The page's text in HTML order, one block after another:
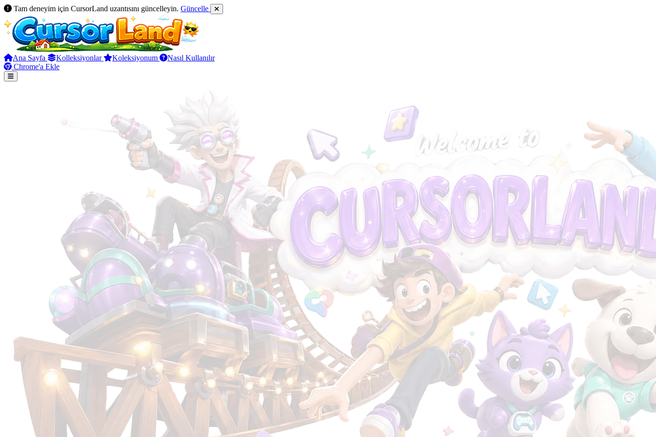
Tam deneyim için CursorLand uzantısını güncelleyin. Güncelle
Ana Sayfa Kolleksiyonlar Koleksiyonum
Nasıl Kullanılır
Chrome'a Ekle